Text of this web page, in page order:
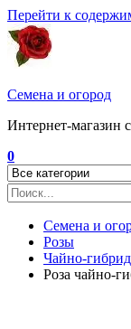
Перейти к
Семена и огород
Интернет-магазин
0
Семена и
Розы
Чайно-
Роза чайно-